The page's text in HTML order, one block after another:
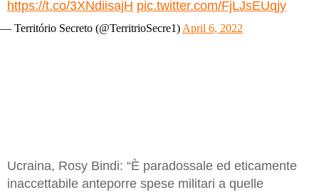
https://t.co/3XNdiisajH pic.twitter.com/FjLJsEUqjy
— Território Secreto (@TerritrioSecre1) April 6, 2022
Ucraina, Rosy Bindi: “È paradossale ed eticamente
inaccettabile anteporre spese militari a quelle